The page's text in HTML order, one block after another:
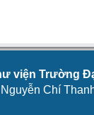
viện Trường
Chí